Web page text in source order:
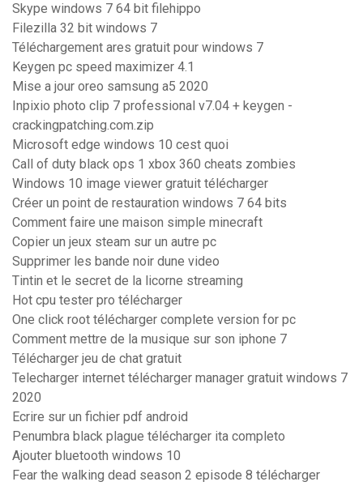
Skype windows 7 64 bit filehippo
Filezilla 32 bit windows 7
Téléchargement ares gratuit pour windows 7
Keygen pc speed maximizer 4.1
Mise a jour oreo samsung a5 2020
Inpixio photo clip 7 professional v7.04 + keygen -
crackingpatching.com.zip
Microsoft edge windows 10 cest quoi
Call of duty black ops 1 xbox 360 cheats zombies
Windows 10 image viewer gratuit télécharger
Créer un point de restauration windows 7 64 bits
Comment faire une maison simple minecraft
Copier un jeux steam sur un autre pc
Supprimer les bande noir dune video
Tintin et le secret de la licorne streaming
Hot cpu tester pro télécharger
One click root télécharger complete version for pc
Comment mettre de la musique sur son iphone 7
Télécharger jeu de chat gratuit
Telecharger internet télécharger manager gratuit windows 7
2020
Ecrire sur un fichier pdf android
Penumbra black plague télécharger ita completo
Ajouter bluetooth windows 10
Fear the walking dead season 2 episode 8 télécharger